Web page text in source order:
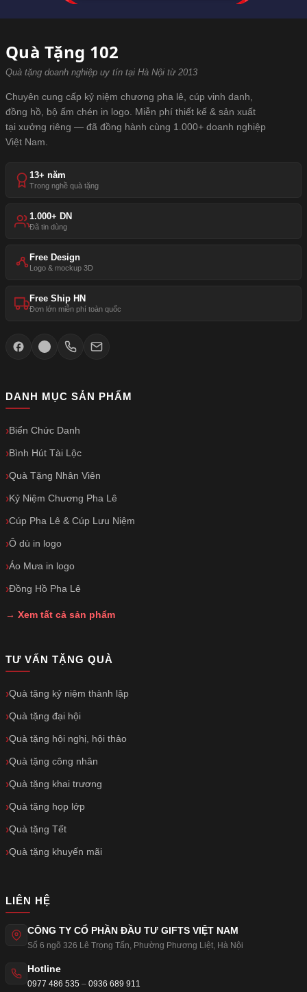
Quà Tặng 102
Quà tặng doanh nghiệp uy tín tại Hà Nội từ 2013
Chuyên cung cấp kỷ niệm chương pha lê, cúp vinh danh,
đồng hồ, bộ ấm chén in logo. Miễn phí thiết kế & sản xuất
tại xưởng riêng — đã đồng hành cùng 1.000+ doanh nghiệp
Việt Nam.
13+ năm
Trong nghề quà tặng
1.000+ DN
Đã tin dùng
Free Design
Logo & mockup 3D
Free Ship HN
Đơn lớn miễn phí toàn quốc
DANH MỤC SẢN PHẨM
Biển Chức Danh
Bình Hút Tài Lộc
Quà Tặng Nhân Viên
Kỷ Niệm Chương Pha Lê
Cúp Pha Lê & Cúp Lưu Niệm
Ô dù in logo
Áo Mưa in logo
Đồng Hồ Pha Lê
→ Xem tất cả sản phẩm
TƯ VẤN TẶNG QUÀ
Quà tặng kỷ niệm thành lập
Quà tặng đại hội
Quà tặng hội nghị, hội thảo
Quà tặng công nhân
Quà tặng khai trương
Quà tặng họp lớp
Quà tặng Tết
Quà tặng khuyến mãi
LIÊN HỆ
CÔNG TY CỔ PHẦN ĐẦU TƯ GIFTS VIỆT NAM
Số 6 ngõ 326 Lê Trọng Tấn, Phường Phương Liệt, Hà Nội
Hotline
0977 486 535 – 0936 689 911